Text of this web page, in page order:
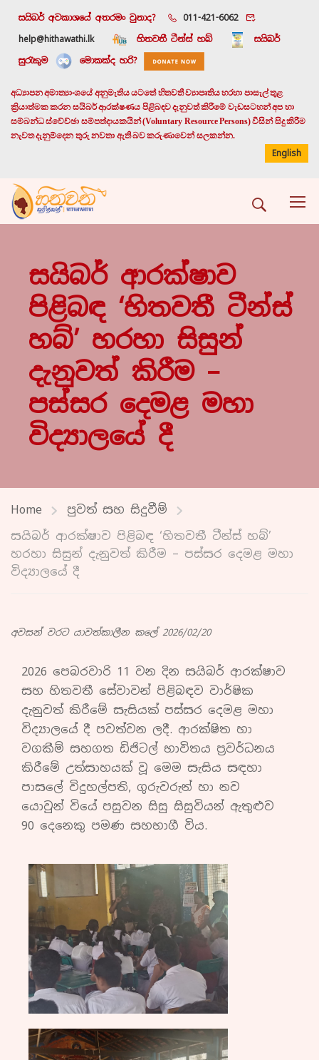
සයිබර් අවකාශයේ අතරමං වුනාද?
011-421-6062
help@hithawathi.lk
හිතවතී ටීන්ස් හබ්
සයිබර්
සුරැකුම
මොකක්ද හරි?
අධ්‍යාපන අමාත්‍යාංශයේ අනුමැතිය යටතේ හිතවතී ව්‍යාපෘතිය හරහා පාසැල් තුළ
ක්‍රියාත්මක කරන සයිබර් ආරක්ෂණය පිළිබඳව දැනුවත් කිරීමේ වැඩසටහන් අප හා
සම්බන්ධ ස්වේච්ඡා සම්පත්දායකයින් (Voluntary Resource Persons) විසින් සිදු කිරීම
නැවත දැනුම්දෙන තුරු නවතා ඇති බව කරුණාවෙන් සලකන්න.
English
සයිබර් ආරක්ෂාව
පිළිබඳ ‘හිතවතී ටීන්ස්
හබ්’ හරහා සිසුන්
දැනුවත් කිරීම –
පස්සර දෙමළ මහා
විද්‍යාලයේ දී
Home
පුවත් සහ සිදුවීම්
සයිබර් ආරක්ෂාව පිළිබඳ ‘හිතවතී ටීන්ස් හබ්’
හරහා සිසුන් දැනුවත් කිරීම – පස්සර දෙමළ මහා
විද්‍යාලයේ දී
අවසන් වරට යාවත්කාලීන කලේ 2026/02/20
2026 පෙබරවාරි 11 වන දින සයිබර් ආරක්ෂාව
සහ හිතවතී සේවාවන් පිළිබඳව වාර්ෂික
දැනුවත් කිරීමේ සැසියක් පස්සර දෙමළ මහා
විද්‍යාලයේ දී පවත්වන ලදී. ආරක්ෂිත හා
වගකීම් සහගත ඩිජිටල් භාවිතය ප්‍රවර්ධනය
කිරීමේ උත්සාහයක් වූ මෙම සැසිය සඳහා
පාසලේ විදුහල්පති, ගුරුවරුන් හා නව
යොවුන් වියේ පසුවන සිසු සිසුවියන් ඇතුළුව
90 දෙනෙකු පමණ සහභාගී විය.